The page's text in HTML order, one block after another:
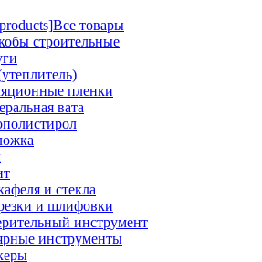
Все товары
строительные
пленки
вата
и стекла
и шлифовки
инструмент
инструменты